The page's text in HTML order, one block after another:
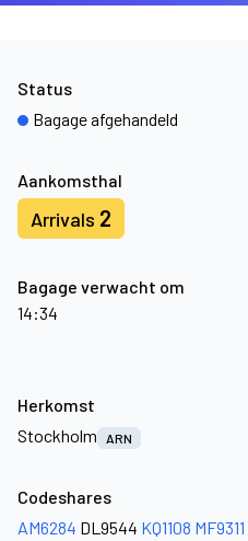
Aankomsthal
Arrivals 2
Bagage verwacht om
14:34
Status
Bagage afgehandeld
Herkomst
Stockholm
ARN
Codeshares
AM6284 DL9544 KQ1108 MF9311